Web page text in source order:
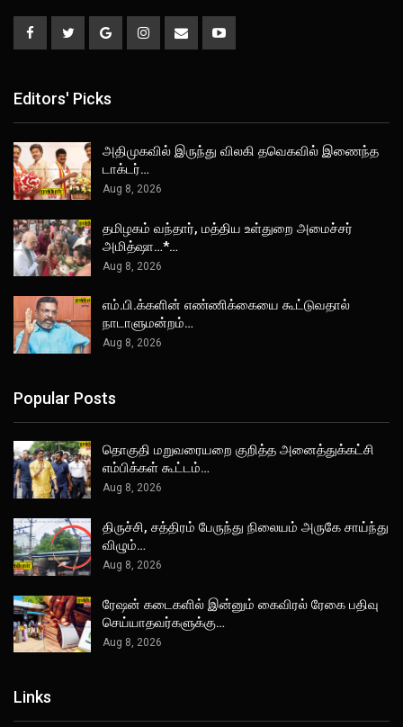
Editors' Picks
அதிமுகவில் இருந்து விலகி தவெகவில் இணைந்த
டாக்டர்…
Aug 8, 2026
தமிழகம் வந்தார், மத்திய உள்துறை அமைச்சர்
அமித்ஷா…*…
Aug 8, 2026
எம்.பி.க்களின் எண்ணிக்கையை கூட்டுவதால்
நாடாளுமன்றம்…
Aug 8, 2026
Popular Posts
தொகுதி மறுவரையறை குறித்த அனைத்துக்கட்சி
எம்பிக்கள் கூட்டம்…
Aug 8, 2026
திருச்சி, சத்திரம் பேருந்து நிலையம் அருகே சாய்ந்து
விழும்…
Aug 8, 2026
ரேஷன் கடைகளில் இன்னும் கைவிரல் ரேகை பதிவு
செய்யாதவர்களுக்கு…
Aug 8, 2026
Links